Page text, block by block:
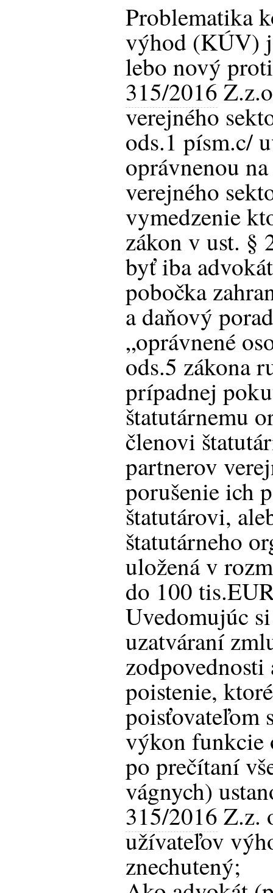
Problematika
výhod (KÚV)
lebo nový
315/2016
verejného
ods.1 písm.c/
oprávnenou
verejného
vymedzenie
zákon v ust. §
byť iba
pobočka
a daňový
„oprávnené
ods.5 zákona
prípadnej
štatutárnemu
členovi
partnerov
porušenie ich
štatutárovi,
štatutárneho
uložená v
do 100
Uvedomujúc
uzatváraní
zodpovednosti
poistenie,
poisťovateľom
výkon funkcie
po prečítaní
vágnych)
315/2016 Z.z.
užívateľov
znechutený;